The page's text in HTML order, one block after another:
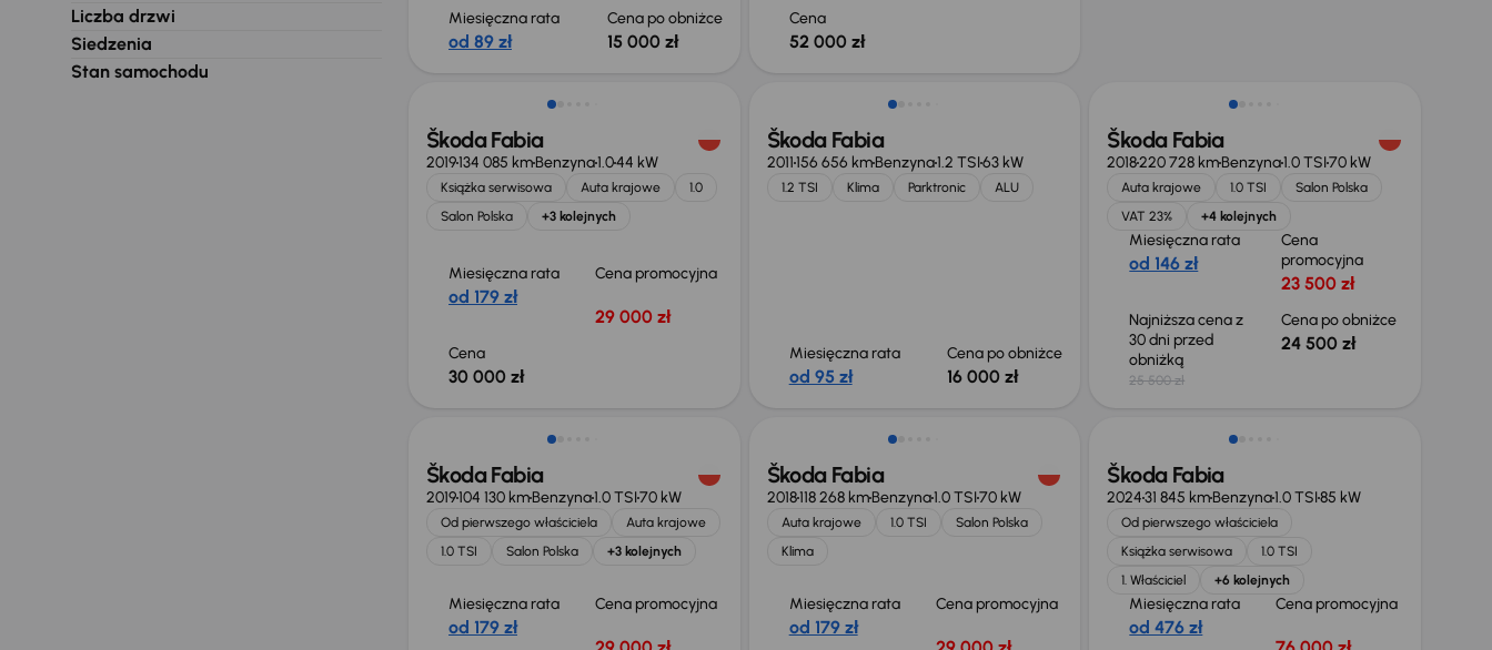
Liczba drzwi
Siedzenia
Stan samochodu
Miesięczna rata
od 89 zł
Cena po obniżce
15 000 zł
Cena
52 000 zł
Škoda Fabia
2019134 085 kmBenzyna1.044 kW
Książka serwisowa Auta krajowe
1.0
Salon Polska
+3 kolejnych
Miesięczna rata
od 179 zł
Cena promocyjna
29 000 zł
Cena
30 000 zł
Taniej o 1 000 zł
Škoda Fabia
2011156 656 kmBenzyna1.2 TSI63 kW
1.2 TSI Klima Parktronic ALU
Miesięczna rata
od 95 zł
Cena po obniżce
16 000 zł
Škoda Fabia
2018220 728 kmBenzyna1.0 TSI70 kW
Auta krajowe 1.0 TSI
Salon Polska
VAT 23%
+4 kolejnych
Miesięczna rata
od 146 zł
Cena
promocyjna
23 500 zł
Najniższa cena z
30 dni przed
obniżką
25 500 zł
Cena po obniżce
24 500 zł
Škoda Fabia
2019104 130 kmBenzyna1.0 TSI70 kW
Od pierwszego właściciela
Auta krajowe
1.0 TSI
Salon Polska +3 kolejnych
Miesięczna rata
od 179 zł
Cena promocyjna
Škoda Fabia
2018118 268 kmBenzyna1.0 TSI70 kW
Auta krajowe 1.0 TSI
Salon Polska
Klima
Miesięczna rata
od 179 zł
Cena promocyjna
Możliwość odliczenia VAT
Škoda Fabia
202431 845 kmBenzyna1.0 TSI85 kW
Od pierwszego właściciela
Książka serwisowa
1.0 TSI
1. Właściciel
+6 kolejnych
Miesięczna rata
od 476 zł
Cena promocyjna